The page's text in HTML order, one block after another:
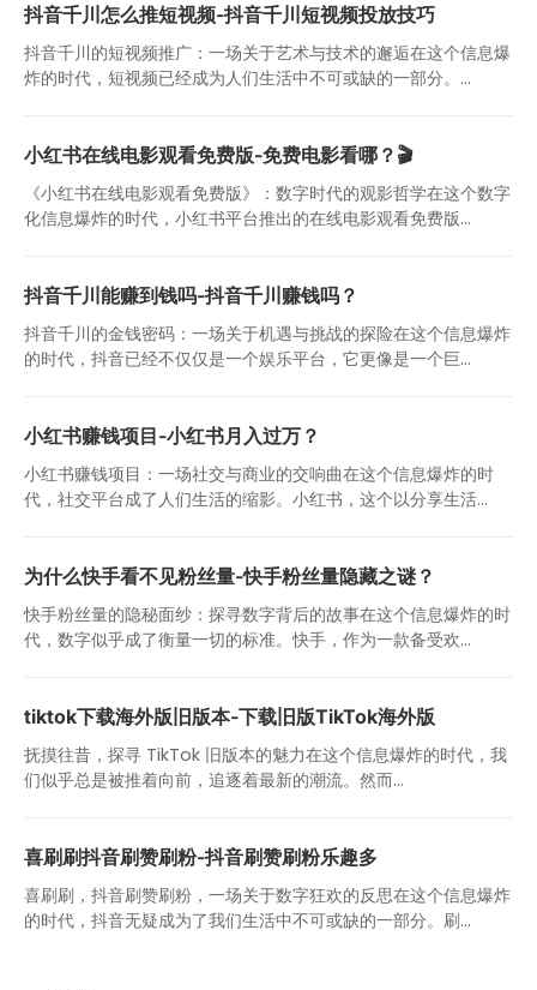
抖音千川怎么推短视频-抖音千川短视频投放技巧
抖音千川的短视频推广：一场关于艺术与技术的邂逅在这个信息爆
炸的时代，短视频已经成为人们生活中不可或缺的一部分。...
小红书在线电影观看免费版-免费电影看哪？🎬
《小红书在线电影观看免费版》：数字时代的观影哲学在这个数字
化信息爆炸的时代，小红书平台推出的在线电影观看免费版...
抖音千川能赚到钱吗-抖音千川赚钱吗？
抖音千川的金钱密码：一场关于机遇与挑战的探险在这个信息爆炸
的时代，抖音已经不仅仅是一个娱乐平台，它更像是一个巨...
小红书赚钱项目-小红书月入过万？
小红书赚钱项目：一场社交与商业的交响曲在这个信息爆炸的时
代，社交平台成了人们生活的缩影。小红书，这个以分享生活...
为什么快手看不见粉丝量-快手粉丝量隐藏之谜？
快手粉丝量的隐秘面纱：探寻数字背后的故事在这个信息爆炸的时
代，数字似乎成了衡量一切的标准。快手，作为一款备受欢...
tiktok下载海外版旧版本-下载旧版TikTok海外版
抚摸往昔，探寻 TikTok 旧版本的魅力在这个信息爆炸的时代，我
们似乎总是被推着向前，追逐着最新的潮流。然而...
喜刷刷抖音刷赞刷粉-抖音刷赞刷粉乐趣多
喜刷刷，抖音刷赞刷粉，一场关于数字狂欢的反思在这个信息爆炸
的时代，抖音无疑成为了我们生活中不可或缺的一部分。刷...